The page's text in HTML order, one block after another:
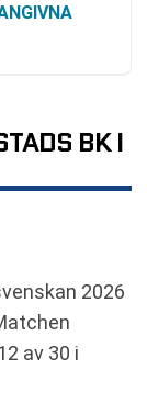
BK I
2026
av 30 i